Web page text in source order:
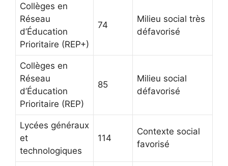
Collèges en
Réseau
d’Éducation
Prioritaire (REP+)
74
Milieu social très
défavorisé
Collèges en
Réseau
d’Éducation
Prioritaire (REP)
85
Milieu social
défavorisé
Lycées généraux
et
technologiques
114
Contexte social
favorisé